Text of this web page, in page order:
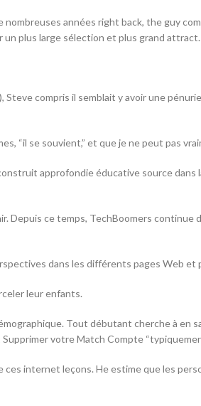
années right back, the guy
un plus large sélection et plus grand attract.
compris il semblait y avoir une
“il se souvient,” et que je ne peut pas
approfondie éducative source dans
ce temps, TechBoomers continue
dans les différents pages Web et
leur enfants.
Tout débutant cherche à en
votre Match Compte
internet leçons. He estime que les